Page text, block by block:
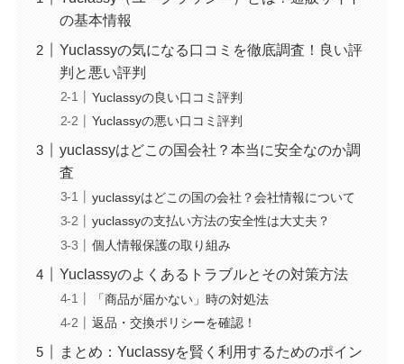
の基本情報
Yuclassyの気になる口コミを徹底調査！良い評
判と悪い評判
Yuclassyの良い口コミ評判
Yuclassyの悪い口コミ評判
yuclassyはどこの国会社？本当に安全なのか調
査
yuclassyはどこの国の会社？会社情報について
yuclassyの支払い方法の安全性は大丈夫？
個人情報保護の取り組み
Yuclassyのよくあるトラブルとその対策方法
「商品が届かない」時の対処法
返品・交換ポリシーを確認！
まとめ：Yuclassyを賢く利用するためのポイン